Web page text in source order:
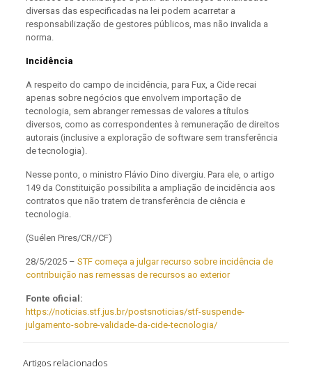
diversas das especificadas na lei podem acarretar a
responsabilização de gestores públicos, mas não invalida a
norma.
Incidência
A respeito do campo de incidência, para Fux, a Cide recai
apenas sobre negócios que envolvem importação de
tecnologia, sem abranger remessas de valores a títulos
diversos, como as correspondentes à remuneração de direitos
autorais (inclusive a exploração de software sem transferência
de tecnologia).
Nesse ponto, o ministro Flávio Dino divergiu. Para ele, o artigo
149 da Constituição possibilita a ampliação de incidência aos
contratos que não tratem de transferência de ciência e
tecnologia.
(Suélen Pires/CR//CF)
28/5/2025 – STF começa a julgar recurso sobre incidência de
contribuição nas remessas de recursos ao exterior
Fonte oficial:
https://noticias.stf.jus.br/postsnoticias/stf-suspende-
julgamento-sobre-validade-da-cide-tecnologia/
Artigos relacionados